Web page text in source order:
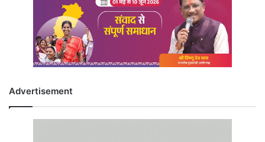
Advertisement